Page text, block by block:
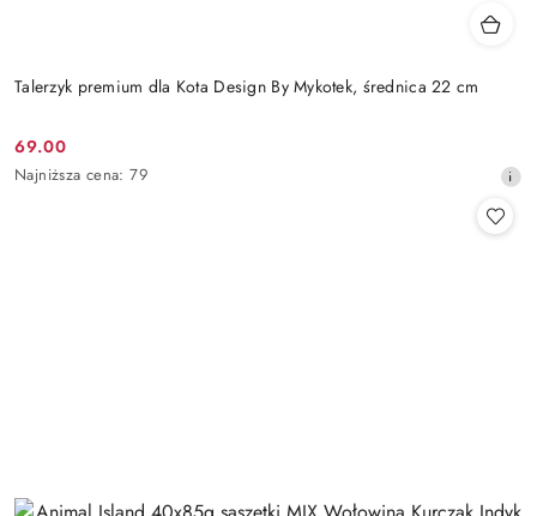
Talerzyk premium dla Kota Design By Mykotek, średnica 22 cm
Cena
promocyjna:
69.00
Najniższa
Najniższa cena: 79